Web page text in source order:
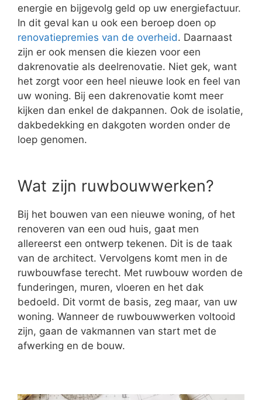
energie en bijgevolg geld op uw energiefactuur.
In dit geval kan u ook een beroep doen op
renovatiepremies van de overheid. Daarnaast
zijn er ook mensen die kiezen voor een
dakrenovatie als deelrenovatie. Niet gek, want
het zorgt voor een heel nieuwe look en feel van
uw woning. Bij een dakrenovatie komt meer
kijken dan enkel de dakpannen. Ook de isolatie,
dakbedekking en dakgoten worden onder de
loep genomen.
Wat zijn ruwbouwwerken?
Bij het bouwen van een nieuwe woning, of het
renoveren van een oud huis, gaat men
allereerst een ontwerp tekenen. Dit is de taak
van de architect. Vervolgens komt men in de
ruwbouwfase terecht. Met ruwbouw worden de
funderingen, muren, vloeren en het dak
bedoeld. Dit vormt de basis, zeg maar, van uw
woning. Wanneer de ruwbouwwerken voltooid
zijn, gaan de vakmannen van start met de
afwerking en de bouw.